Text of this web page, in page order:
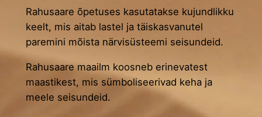
Rahusaare õpetuses kasutatakse kujundlikku
keelt, mis aitab lastel ja täiskasvanutel
paremini mõista närvisüsteemi seisundeid.
Rahusaare maailm koosneb erinevatest
maastikest, mis sümboliseerivad keha ja
meele seisundeid.